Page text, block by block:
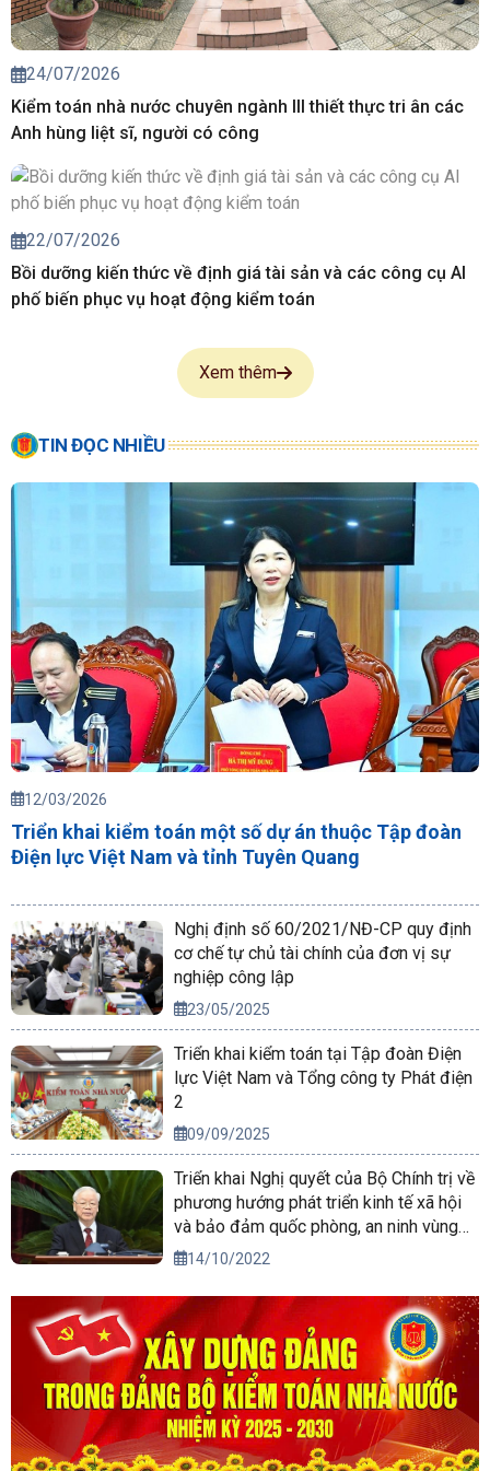
24/07/2026
Kiểm toán nhà nước chuyên ngành III thiết thực tri ân các
Anh hùng liệt sĩ, người có công
22/07/2026
Bồi dưỡng kiến thức về định giá tài sản và các công cụ AI
phố biến phục vụ hoạt động kiểm toán
Xem thêm
TIN ĐỌC NHIỀU
12/03/2026
Triển khai kiểm toán một số dự án thuộc Tập đoàn
Điện lực Việt Nam và tỉnh Tuyên Quang
Nghị định số 60/2021/NĐ-CP quy định
cơ chế tự chủ tài chính của đơn vị sự
nghiệp công lập
23/05/2025
Triển khai kiểm toán tại Tập đoàn Điện
lực Việt Nam và Tổng công ty Phát điện
2
09/09/2025
Triển khai Nghị quyết của Bộ Chính trị về
phương hướng phát triển kinh tế xã hội
và bảo đảm quốc phòng, an ninh vùng
Tây Nguyên đến năm 2030, tầm nhìn
14/10/2022